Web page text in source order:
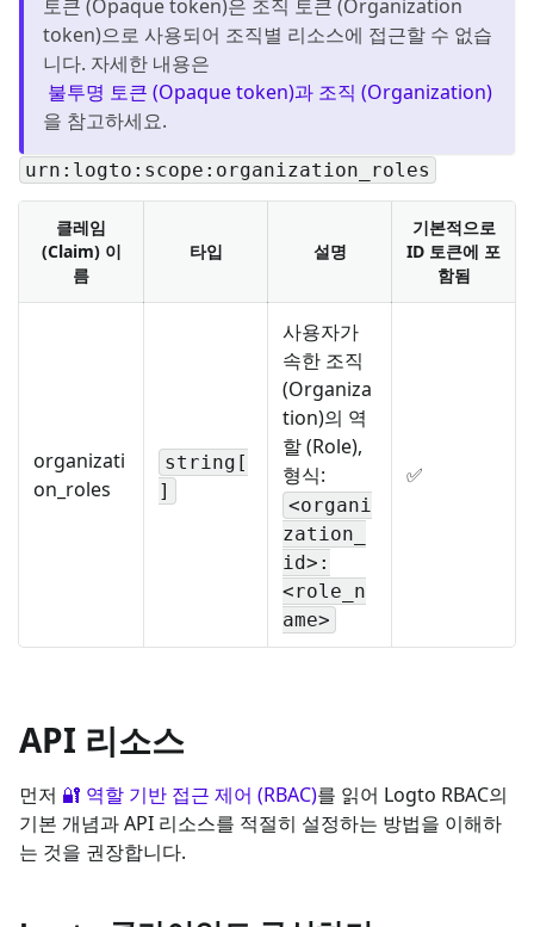
토큰 (Opaque token)은 조직 토큰 (Organization
token)으로 사용되어 조직별 리소스에 접근할 수 없습
니다. 자세한 내용은
불투명 토큰 (Opaque token)과 조직 (Organization)
을 참고하세요.
urn:logto:scope:organization_roles
클레임
(Claim) 이
름
타입 설명
기본적으로
ID 토큰에 포
함됨
organizati
on_roles
string[
]
사용자가
속한 조직
(Organiza
tion)의 역
할 (Role),
형식:
<organi
zation_
id>:
<role_n
ame>
✅
API 리소스
먼저 🔐 역할 기반 접근 제어 (RBAC)를 읽어 Logto RBAC의
기본 개념과 API 리소스를 적절히 설정하는 방법을 이해하
는 것을 권장합니다.